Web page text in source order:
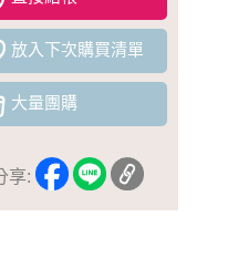
放入下次購買清單
大量團購
享: